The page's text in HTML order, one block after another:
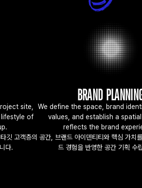
site,
lifestyle of
깃 고객층의
다.
BRAND
We define the space, brand
values, and establish a
reflects the brand
공간, 브랜드 아이덴티티와 핵심 가치
드 경험을 반영한 공간 기획 수